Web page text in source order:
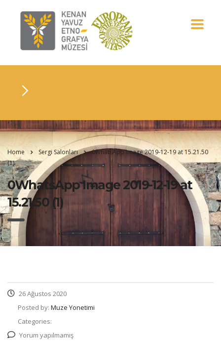
Home Sergi Salonları
0WhatsApp Image 2019-12-19 at 15.21.50
(1)
0WhatsApp Image 2019-12-19 at
15.21.50 (1)
26 Ağustos 2020
Posted by: Muze Yonetimi
Categories:
Yorum yapılmamış